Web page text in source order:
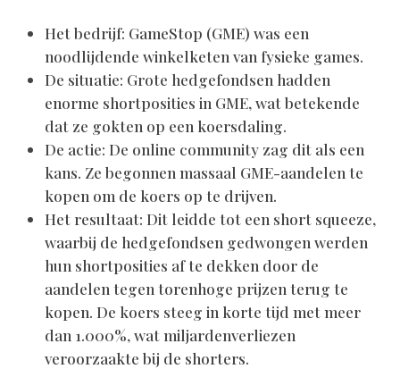
Het bedrijf: GameStop (GME) was een
noodlijdende winkelketen van fysieke games.
De situatie: Grote hedgefondsen hadden
enorme shortposities in GME, wat betekende
dat ze gokten op een koersdaling.
De actie: De online community zag dit als een
kans. Ze begonnen massaal GME-aandelen te
kopen om de koers op te drijven.
Het resultaat: Dit leidde tot een short squeeze,
waarbij de hedgefondsen gedwongen werden
hun shortposities af te dekken door de
aandelen tegen torenhoge prijzen terug te
kopen. De koers steeg in korte tijd met meer
dan 1.000%, wat miljardenverliezen
veroorzaakte bij de shorters.